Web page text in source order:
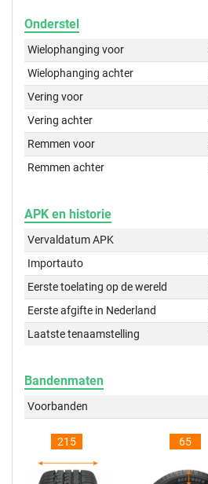
Onderstel
Wielophanging voor
Wielophanging achter
Vering voor
Vering achter
Remmen voor
Remmen achter
APK en historie
Vervaldatum APK
Importauto
Eerste toelating op de wereld
Eerste afgifte in Nederland
Laatste tenaamstelling
Bandenmaten
Voorbanden
215 65